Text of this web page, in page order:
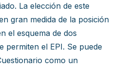
La elección de este
gran medida de la posición
el esquema de dos
permiten el EPI. Se puede
como un